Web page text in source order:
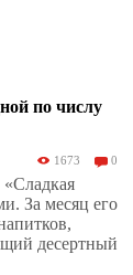
по числу
1673 0
«Сладкая
За месяц его
десертный